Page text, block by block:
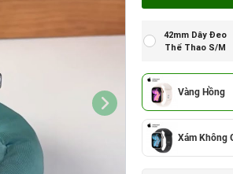
42mm Dây Đeo
Thể Thao S/M
Vàng Hồng
Xám Không